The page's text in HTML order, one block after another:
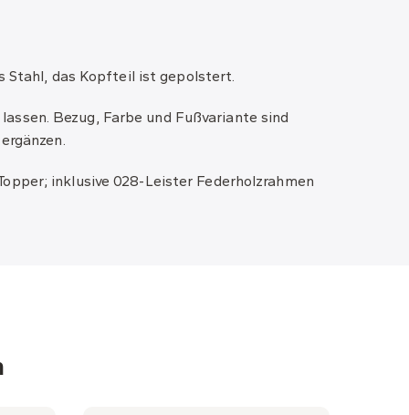
Stahl, das Kopfteil ist gepolstert.
Bezug, Farbe und Fußvariante sind
inklusive 028-Leister Federholzrahmen